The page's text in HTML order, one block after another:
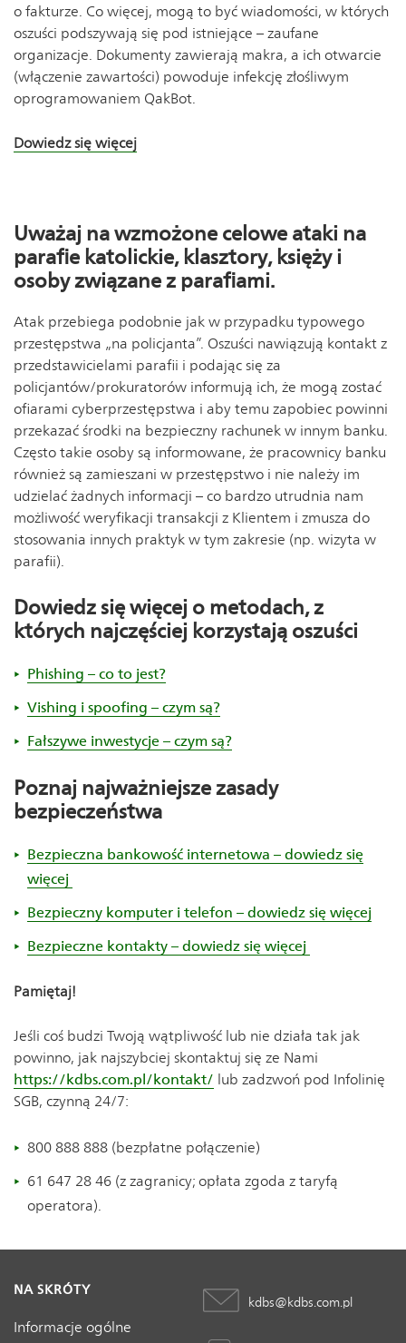
o fakturze. Co więcej, mogą to być wiadomości, w których
oszuści podszywają się pod istniejące – zaufane
organizacje. Dokumenty zawierają makra, a ich otwarcie
(włączenie zawartości) powoduje infekcję złośliwym
oprogramowaniem QakBot.
Dowiedz się więcej
Uważaj na wzmożone celowe ataki na
parafie katolickie, klasztory, księży i
osoby związane z parafiami.
Atak przebiega podobnie jak w przypadku typowego
przestępstwa „na policjanta”. Oszuści nawiązują kontakt z
przedstawicielami parafii i podając się za
policjantów/prokuratorów informują ich, że mogą zostać
ofiarami cyberprzestępstwa i aby temu zapobiec powinni
przekazać środki na bezpieczny rachunek w innym banku.
Często takie osoby są informowane, że pracownicy banku
również są zamieszani w przestępstwo i nie należy im
udzielać żadnych informacji – co bardzo utrudnia nam
możliwość weryfikacji transakcji z Klientem i zmusza do
stosowania innych praktyk w tym zakresie (np. wizyta w
parafii).
Dowiedz się więcej o metodach, z
których najczęściej korzystają oszuści
Phishing – co to jest?
Vishing i spoofing – czym są?
Fałszywe inwestycje – czym są?
Poznaj najważniejsze zasady
bezpieczeństwa
Bezpieczna bankowość internetowa – dowiedz się
więcej
Bezpieczny komputer i telefon – dowiedz się więcej
Bezpieczne kontakty – dowiedz się więcej
Pamiętaj!
Jeśli coś budzi Twoją wątpliwość lub nie działa tak jak
powinno, jak najszybciej skontaktuj się ze Nami
https://kdbs.com.pl/kontakt/ lub zadzwoń pod Infolinię
SGB, czynną 24/7:
800 888 888 (bezpłatne połączenie)
61 647 28 46 (z zagranicy; opłata zgoda z taryfą
operatora).
NA SKRÓTY
Informacje ogólne
kdbs@kdbs.com.pl